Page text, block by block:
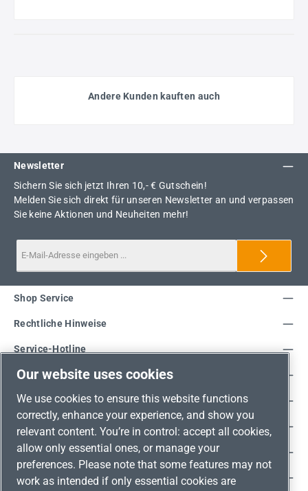
Andere Kunden kauften auch
Newsletter
Sichern Sie sich jetzt Ihren 10,- € Gutschein!
Melden Sie sich direkt für unseren Newsletter an und verpassen
Sie keine Aktionen und Neuheiten mehr!
Service-Hotline
Shop Service
Rechtliche Hinweise
Unsere Vorteile
Versandarten
Zahlungsarten
Adresse
Umweltschutz & Partnerschaft
Our website uses cookies
We use cookies to ensure this website functions
correctly, enhance your experience, and show you
relevant content. You’re in control: accept all cookies,
allow only essential ones, or manage your
preferences. Please note that some features may not
work as intended if only essential cookies are